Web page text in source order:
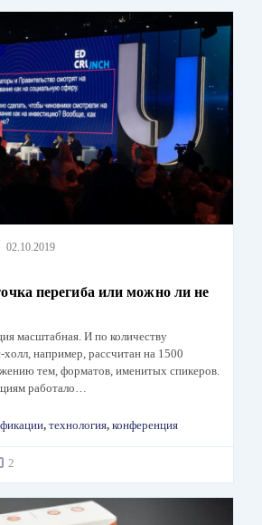
02.10.2019
перегиба или можно ли не
масштабная. И по количеству
холл, например, рассчитан на 1500
тем, форматов, именитых спикеров.
работало…
, технология, конференция
2